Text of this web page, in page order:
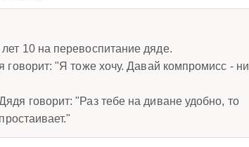
10 на перевоспитание дяде.
говорит: "Я тоже хочу. Давай компромисс - ни
говорит: "Раз тебе на диване удобно, то